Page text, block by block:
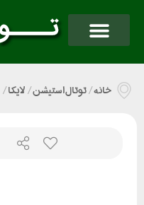
خانه/توتال استیشن/لایکا/